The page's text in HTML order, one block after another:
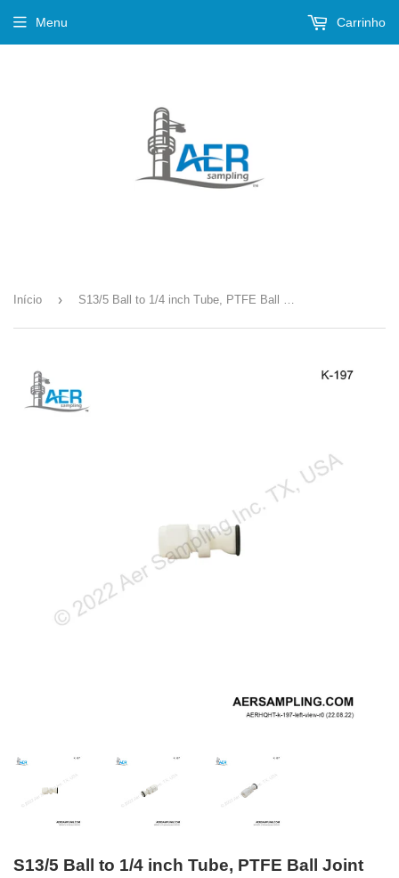
Menu Carrinho
Início › S13/5 Ball to 1/4 inch Tube, PTFE Ball Joint Adapter Kit --- K-197
S13/5 Ball to 1/4 inch Tube, PTFE Ball Joint